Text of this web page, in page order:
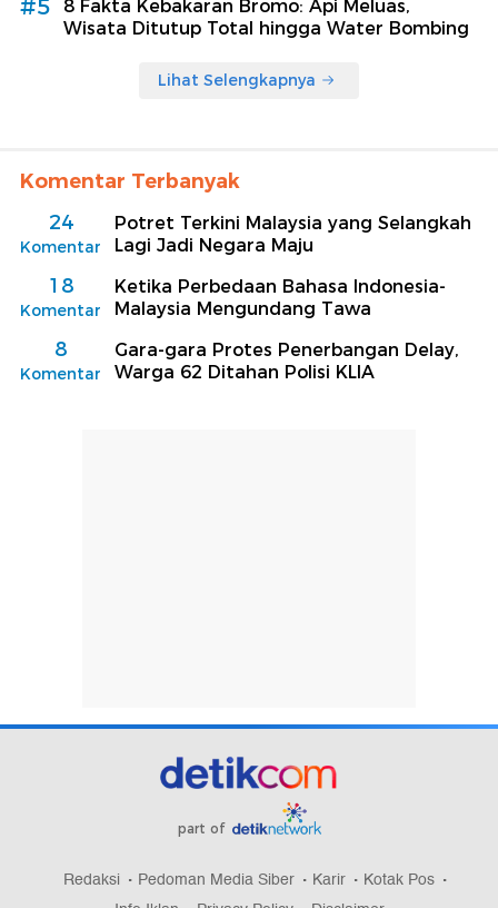
#5
8 Fakta Kebakaran Bromo: Api Meluas,
Wisata Ditutup Total hingga Water Bombing
Lihat Selengkapnya
Komentar Terbanyak
24
Komentar
Potret Terkini Malaysia yang Selangkah
Lagi Jadi Negara Maju
18
Komentar
Ketika Perbedaan Bahasa Indonesia-
Malaysia Mengundang Tawa
8
Komentar
Gara-gara Protes Penerbangan Delay,
Warga 62 Ditahan Polisi KLIA
part of
Redaksi Pedoman Media Siber Karir
Kotak Pos